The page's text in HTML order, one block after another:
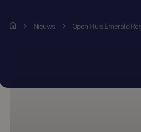
Nieuws Open Huis Emerald